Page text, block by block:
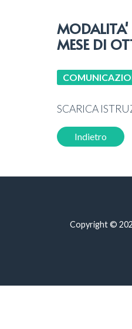
MODALITA'
MESE DI
SCARICA
Indietro
Copyright ©